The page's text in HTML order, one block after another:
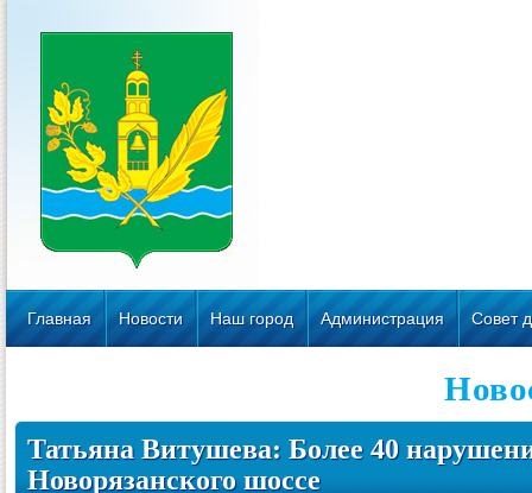
Главная Новости Наш город Администрация Совет
Татьяна Витушева: Более 40
Новорязанского шоссе